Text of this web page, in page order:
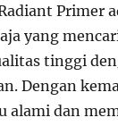
Primer
yang
tinggi
Dengan
alami dan